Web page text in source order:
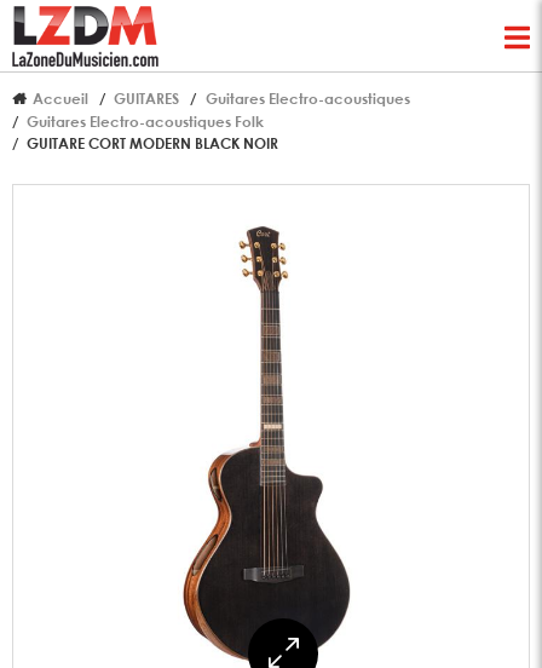
Accueil GUITARES
Guitares Electro-acoustiques
Guitares Electro-acoustiques Folk
GUITARE CORT MODERN BLACK NOIR